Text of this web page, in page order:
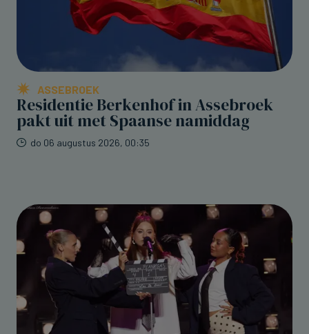
ASSEBROEK
Residentie Berkenhof in Assebroek
pakt uit met Spaanse namiddag
do 06 augustus 2026, 00:35